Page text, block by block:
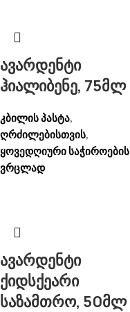
ავარდენტი
ჰიალიბენე, 75მლ
კბილის პასტა,
ღრძილებისთვის,
ყოვედღიური საჭიროების
ვრცლად
ავარდენტი
ქიდსქეარი
საზამთრო, 50მლ